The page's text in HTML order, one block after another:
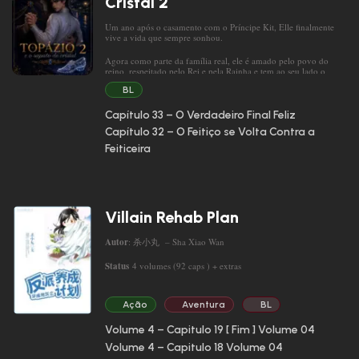
“Gosto de você porque se parece comigo.”
Um ano após o casamento com o Príncipe Kit, Elle finalmente
vive a vida que sempre sonhou.
Agora como parte da família real, ele é amado pelo povo do
reino, respeitado pelo Rei e pela Rainha e tem ao seu lado o
homem que sempre acreditou nele.
Madrinha e leva o poderoso objeto até sua mãe, Lady Tremaine.
Movida pela inveja e pelo desejo de vingança, Lady Tremaine
decide alterar o passado.
BL
Capítulo 33 – O Verdadeiro Final Feliz
Capítulo 32 – O Feitiço se Volta Contra a
Feiticeira
Villain Rehab Plan
Autor: 杀小丸 – Sha Xiao Wan
Status4 volumes (92 caps ) + extras
Gêneros: Ação Comédia Drama Fantasia Romance Xuanhuan
Yaoi , transmigração , danmei , BL ,
Este é o conto trágico de um homem santo que transmigrou para
Ação Aventura BL
Volume 4 – Capitulo 19 [ Fim ] Volume 04
Volume 4 – Capitulo 18 Volume 04